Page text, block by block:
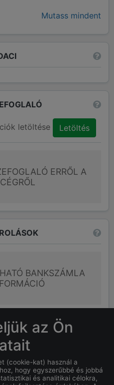
Mutass mindent
letöltése Letöltés
ERRŐL A
CÉGRŐL
BANKSZÁMLA
KÉRDÉSEK
az Ön
(cookie-kat) használ a
hogy egyszerűbbé és jobbá
és analitikai célokra,